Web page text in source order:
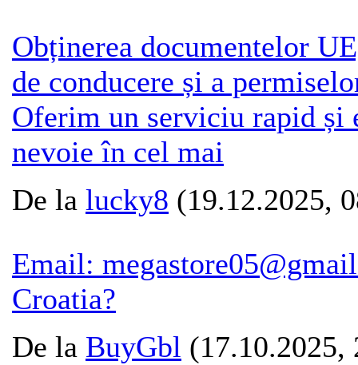
Obținerea documentelor
de conducere și a
Oferim un serviciu rapid și
nevoie în cel mai
De la lucky8 (19.12.2025,
Email:
Croatia?
De la BuyGbl (17.10.2025,